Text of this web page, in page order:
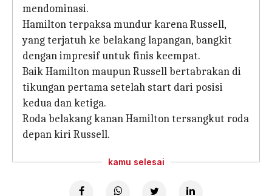
mendominasi.
Hamilton terpaksa mundur karena Russell,
yang terjatuh ke belakang lapangan, bangkit
dengan impresif untuk finis keempat.
Baik Hamilton maupun Russell bertabrakan di
tikungan pertama setelah start dari posisi
kedua dan ketiga.
Roda belakang kanan Hamilton tersangkut roda
depan kiri Russell.
kamu selesai